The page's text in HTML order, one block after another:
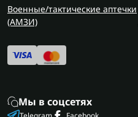
Военные/тактические аптечки
(AMЗИ)
Мы в соцсетях